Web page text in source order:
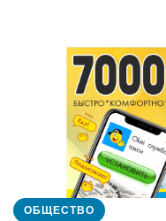
ОБЩЕСТВО